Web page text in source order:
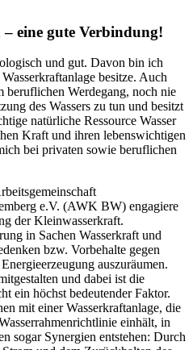
eine gute Verbindung!
und gut. Davon bin ich
besitze. Auch
beruflichen Werdegang, noch nie
des Wassers zu tun und besitzt
natürliche Ressource Wasser
Kraft und ihren lebenswichtigen
bei privaten sowie beruflichen
e.V. (AWK BW) engagiere
der Kleinwasserkraft.
in Sachen Wasserkraft und
bzw. Vorbehalte gegen
auszuräumen.
und dabei ist die
ein höchst bedeutender Faktor.
mit einer Wasserkraftanlage, die
einhält, in
sogar Synergien entstehen: Durch